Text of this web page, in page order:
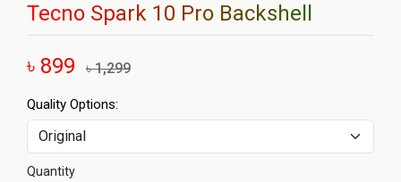
Tecno Spark 10 Pro Backshell
৳ 899 ৳ 1,299
Quality Options:
Quantity